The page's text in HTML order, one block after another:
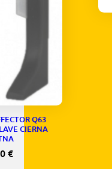
Q63
CIERNA
€